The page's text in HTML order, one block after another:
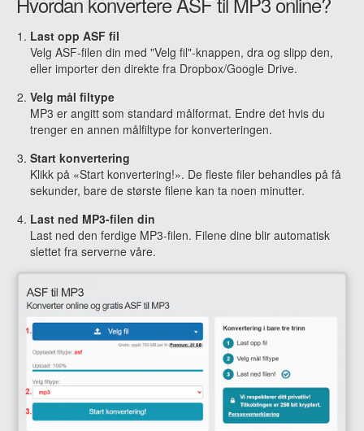
Last opp ASF fil
Velg ASF-filen din med "Velg fil"-knappen, dra og slipp den,
eller importer den direkte fra Dropbox/Google Drive.
Velg mål filtype
MP3 er angitt som standard målformat. Endre det hvis du
trenger en annen målfiltype for konverteringen.
Start konvertering
Klikk på «Start konvertering!». De fleste filer behandles på få
sekunder, bare de største filene kan ta noen minutter.
Last ned MP3-filen din
Last ned den ferdige MP3-filen. Filene dine blir automatisk
slettet fra serverne våre.